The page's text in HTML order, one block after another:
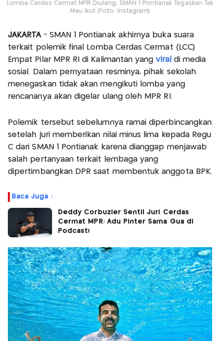
Lomba Cerdas Cermat MPR Diulang, SMAN 1 Pontianak Tegaskan Tak
Mau Ikut (Foto: Instagram)
JAKARTA- SMAN 1 Pontianak akhirnya buka suara
terkait polemik final Lomba Cerdas Cermat (LCC)
Empat Pilar MPR RI di Kalimantan yangviral di media
sosial. Dalam pernyataan resminya, pihak sekolah
menegaskan tidak akan mengikuti lomba yang
rencananya akan digelar ulang oleh MPR RI.
Polemik tersebut sebelumnya ramai diperbincangkan
setelah juri memberikan nilai minus lima kepada Regu
C dari SMAN 1 Pontianak karena dianggap menjawab
salah pertanyaan terkait lembaga yang
dipertimbangkan DPR saat membentuk anggota BPK.
Baca Juga :
Deddy Corbuzier Sentil Juri Cerdas
Cermat MPR: Adu Pinter Sama Gua di
Podcast!